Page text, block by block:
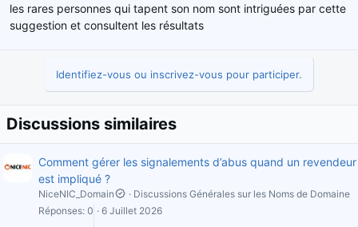
les rares personnes qui tapent son nom sont intriguées par cette
suggestion et consultent les résultats
Identifiez-vous ou inscrivez-vous pour participer.
Discussions similaires
Comment gérer les signalements d’abus quand un revendeur
est impliqué ?
NiceNIC_Domain
Discussions Générales sur les Noms de Domaine
Réponses 0 6 Juillet 2026